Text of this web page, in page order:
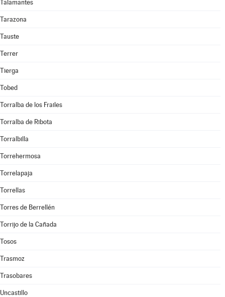
Talamantes
Tarazona
Tauste
Terrer
Tierga
Tobed
Torralba de los Frailes
Torralba de Ribota
Torralbilla
Torrehermosa
Torrelapaja
Torrellas
Torres de Berrellén
Torrijo de la Cañada
Tosos
Trasmoz
Trasobares
Uncastillo